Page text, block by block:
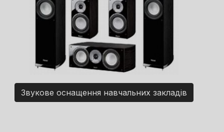
Звукове оснащення навчальних закладів